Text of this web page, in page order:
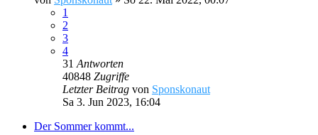
1
2
3
4
31 Antworten
40848 Zugriffe
Letzter Beitrag von Sponskonaut
Sa 3. Jun 2023, 16:04
Der Sommer kommt...